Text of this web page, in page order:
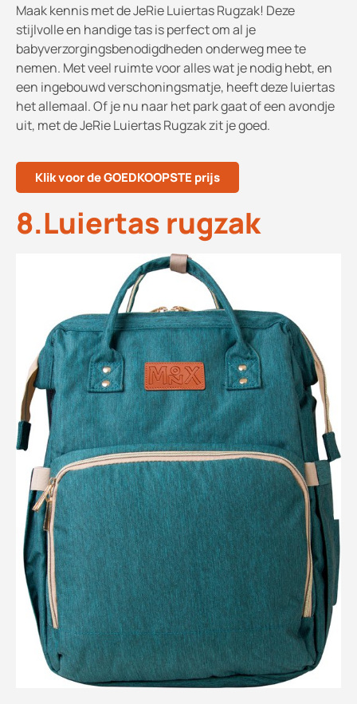
Maak kennis met de JeRie Luiertas Rugzak! Deze
stijlvolle en handige tas is perfect om al je
babyverzorgingsbenodigdheden onderweg mee te
nemen. Met veel ruimte voor alles wat je nodig hebt, en
een ingebouwd verschoningsmatje, heeft deze luiertas
het allemaal. Of je nu naar het park gaat of een avondje
uit, met de JeRie Luiertas Rugzak zit je goed.
Klik voor de GOEDKOOPSTE prijs
8.Luiertas rugzak